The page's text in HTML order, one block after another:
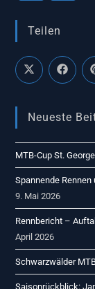
Teilen
Neueste
MTB-Cup St.
Spannende
9. Mai 2026
Rennbericht –
April 2026
Schwarzwälder
Saisonrückblick: